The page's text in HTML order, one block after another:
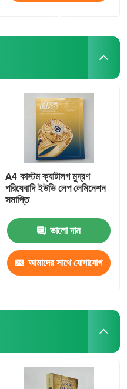
A4 কাস্টম ক্যাটালগ মুদ্রণ
পরিষেবাদি ইউভি লেপ লেমিনেশন
সমাপ্তি
ভালো দাম
আমাদের সাথে যোগাযোগ